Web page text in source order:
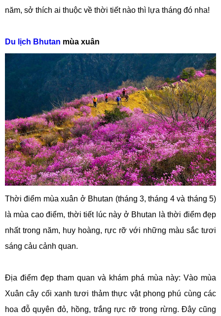
năm, sở thích ai thuộc về thời tiết nào thì lựa tháng đó nha!
Du lịch Bhutan mùa xuân
Thời điểm mùa xuân ở Bhutan (tháng 3, tháng 4 và tháng 5)
là mùa cao điểm, thời tiết lúc này ở Bhutan là thời điểm đẹp
nhất trong năm, huy hoàng, rực rỡ với những màu sắc tươi
sáng cảu cảnh quan.
Địa điểm đẹp tham quan và khám phá mùa này: Vào mùa
Xuân cây cối xanh tươi thảm thực vật phong phú cùng các
hoa đỗ quyên đỏ, hồng, trắng rực rỡ trong rừng. Đây cũng